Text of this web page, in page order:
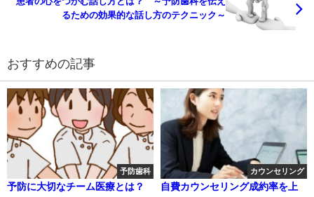
るための効果的な話し方のテクニック～
おすすめの記事
予防歯科
予防に大切なチーム医療とは？
カウンセリング
自費カウンセリング成約率を上